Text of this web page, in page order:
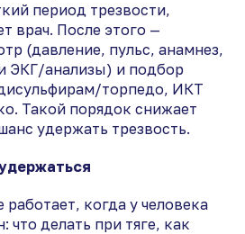
период трезвости,
врач. После этого —
(давление, пульс, анамнез,
ЭКГ/анализы) и подбор
торпедо, ИКТ
Такой порядок снижает
удержать трезвость.
когда у человека
что делать при тяге, как